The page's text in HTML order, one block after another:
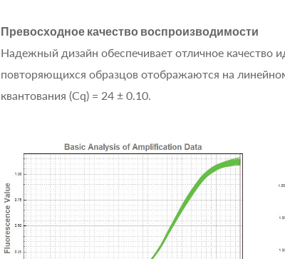
Превосходное качество воспроизводимости
Надежный дизайн обеспечивает отличное качество
повторяющихся образцов отображаются на
квантования (Cq) = 24 ± 0.10.